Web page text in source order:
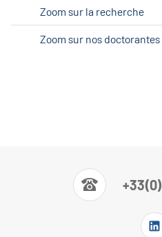
Zoom sur la recherche
Zoom sur nos